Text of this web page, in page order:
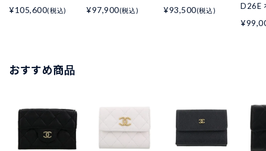
¥105,600(税込) ¥97,900(税込) ¥93,500(税込)
D26E
おすすめ商品